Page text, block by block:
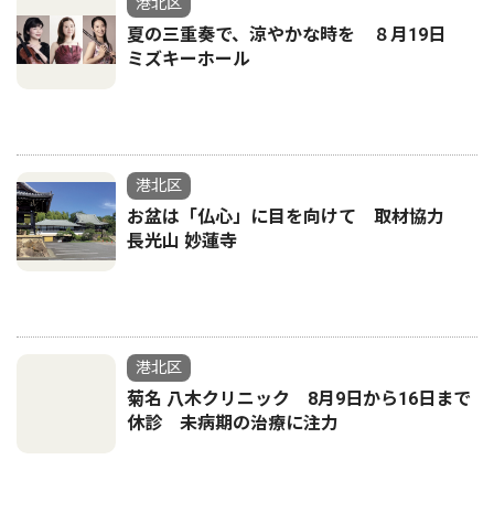
夏の三重奏で、涼やかな時を ８月19日
ミズキーホール
港北区
お盆は「仏心」に目を向けて 取材協力
長光山 妙蓮寺
港北区
菊名 八木クリニック 8月9日から16日まで
休診 未病期の治療に注力